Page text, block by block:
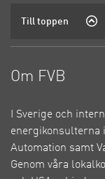
Till toppen
Om FVB
I Sverige och
energikonsulterna
Automation samt
Genom våra